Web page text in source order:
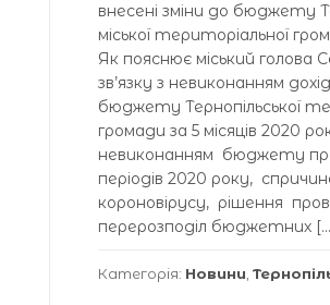
внесені зміни до бюджету
міської територіальної
Як пояснює міський голова
зв’язку з невиконанням
бюджету Тернопільської
громади за 5 місяців 2020
невиконанням бюджету
періодів 2020 року,
короновірусу, рішення
перерозподіл бюджетних
Категорія: Новини,